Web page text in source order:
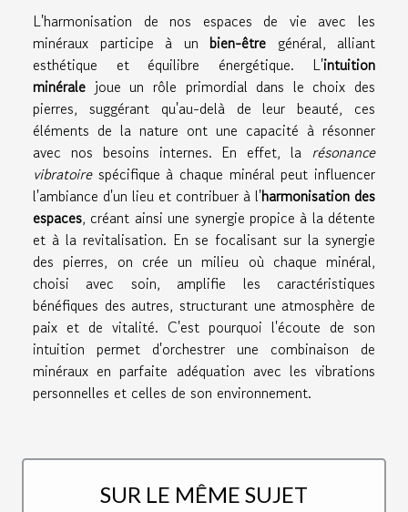
L'harmonisation de nos espaces de vie avec les
minéraux participe à un bien-être général, alliant
esthétique et équilibre énergétique. L'intuition
minérale joue un rôle primordial dans le choix des
pierres, suggérant qu'au-delà de leur beauté, ces
éléments de la nature ont une capacité à résonner
avec nos besoins internes. En effet, la résonance
vibratoirespécifique à chaque minéral peut influencer
l'ambiance d'un lieu et contribuer à l'harmonisation des
espaces, créant ainsi une synergie propice à la détente
et à la revitalisation. En se focalisant sur la synergie
des pierres, on crée un milieu où chaque minéral,
choisi avec soin, amplifie les caractéristiques
bénéfiques des autres, structurant une atmosphère de
paix et de vitalité. C'est pourquoi l'écoute de son
intuition permet d'orchestrer une combinaison de
minéraux en parfaite adéquation avec les vibrations
personnelles et celles de son environnement.
SUR LE MÊME SUJET